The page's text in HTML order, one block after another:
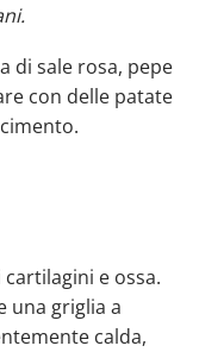
di sale rosa, pepe
con delle patate
e ossa.
una griglia a
calda,